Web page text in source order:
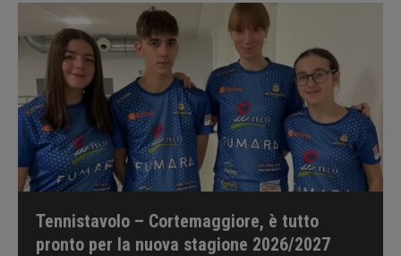
Tennistavolo – Cortemaggiore, è tutto
pronto per la nuova stagione 2026/2027